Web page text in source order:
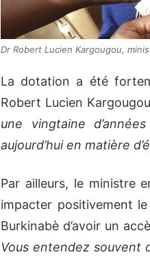
Dr Robert Lucien Kargougou,
La dotation a été
Robert Lucien
une vingtaine
aujourd’hui en matière
Par ailleurs, le ministre
impacter positivement
Burkinabè d’avoir un
Vous entendez souvent